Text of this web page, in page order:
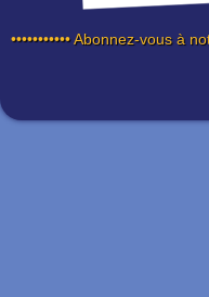
••••••••••• Abonnez-vous à